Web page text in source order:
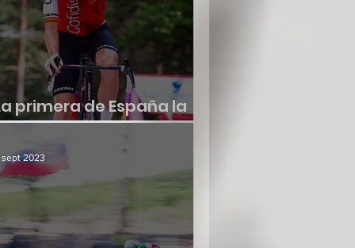
primera de España la
Jesús Herrada
sept 2023